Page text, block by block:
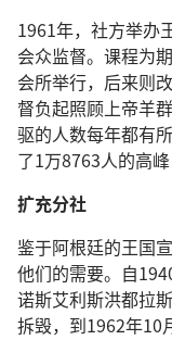
1961年，社方举办
会众监督。课程为
会所举行，后来则
督负起照顾上帝羊
驱的人数每年都有
了1万8763人的高
扩充分社
鉴于阿根廷的王国
他们的需要。自
诺斯艾利斯洪都拉
拆毁，到1962年10